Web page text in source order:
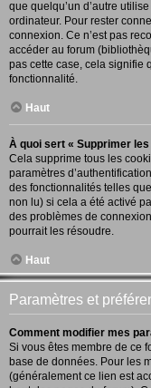
que quelqu’un d’autre
ordinateur. Pour rester
connexion. Ce n’est pas
accéder au forum
pas cette case, cela signifie
fonctionnalité.
Haut
À quoi sert « Supprimer
Cela supprime tous les
paramètres
des fonctionnalités telles
non lu) si cela a été activé
des problèmes de
pourrait les résoudre.
Haut
Paramètres et
Comment modifier mes
Si vous êtes membre de ce
base de données. Pour les
(généralement ce lien est